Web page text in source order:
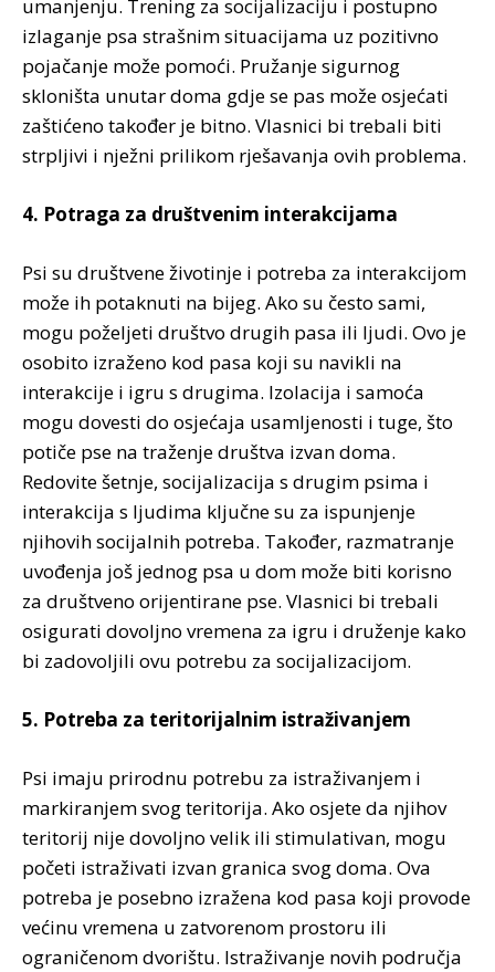
umanjenju. Trening za socijalizaciju i postupno
izlaganje psa strašnim situacijama uz pozitivno
pojačanje može pomoći. Pružanje sigurnog
skloništa unutar doma gdje se pas može osjećati
zaštićeno također je bitno. Vlasnici bi trebali biti
strpljivi i nježni prilikom rješavanja ovih problema.
4. Potraga za društvenim interakcijama
Psi su društvene životinje i potreba za interakcijom
može ih potaknuti na bijeg. Ako su često sami,
mogu poželjeti društvo drugih pasa ili ljudi. Ovo je
osobito izraženo kod pasa koji su navikli na
interakcije i igru s drugima. Izolacija i samoća
mogu dovesti do osjećaja usamljenosti i tuge, što
potiče pse na traženje društva izvan doma.
Redovite šetnje, socijalizacija s drugim psima i
interakcija s ljudima ključne su za ispunjenje
njihovih socijalnih potreba. Također, razmatranje
uvođenja još jednog psa u dom može biti korisno
za društveno orijentirane pse. Vlasnici bi trebali
osigurati dovoljno vremena za igru i druženje kako
bi zadovoljili ovu potrebu za socijalizacijom.
5. Potreba za teritorijalnim istraživanjem
Psi imaju prirodnu potrebu za istraživanjem i
markiranjem svog teritorija. Ako osjete da njihov
teritorij nije dovoljno velik ili stimulativan, mogu
početi istraživati izvan granica svog doma. Ova
potreba je posebno izražena kod pasa koji provode
većinu vremena u zatvorenom prostoru ili
ograničenom dvorištu. Istraživanje novih područja